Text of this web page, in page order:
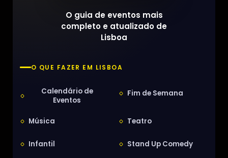
O guia de eventos mais
completo e atualizado de
Lisboa
O QUE FAZER EM LISBOA
Calendário de
Eventos
Fim de Semana
Música Teatro
Infantil Stand Up Comedy